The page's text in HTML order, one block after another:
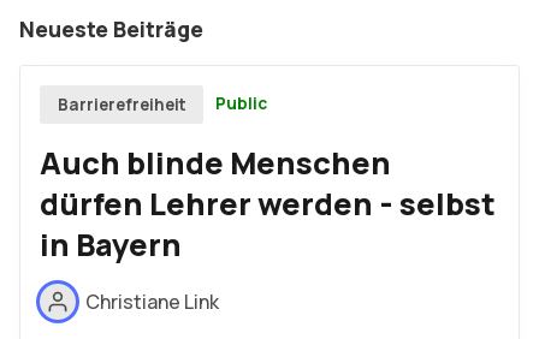
Neueste Beiträge
Barrierefreiheit Public
Auch blinde Menschen
dürfen Lehrer werden - selbst
in Bayern
Christiane Link